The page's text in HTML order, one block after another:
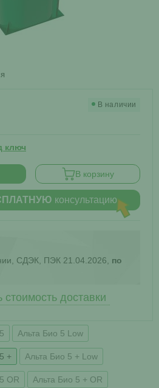
В наличии
ключ
В корзину
консультацию
СДЭК, ПЭК 21.04.2026, по
стоимость доставки
Альта Био 5 Low
+ Альта Био 5 + Low
OR Альта Био 5 + OR